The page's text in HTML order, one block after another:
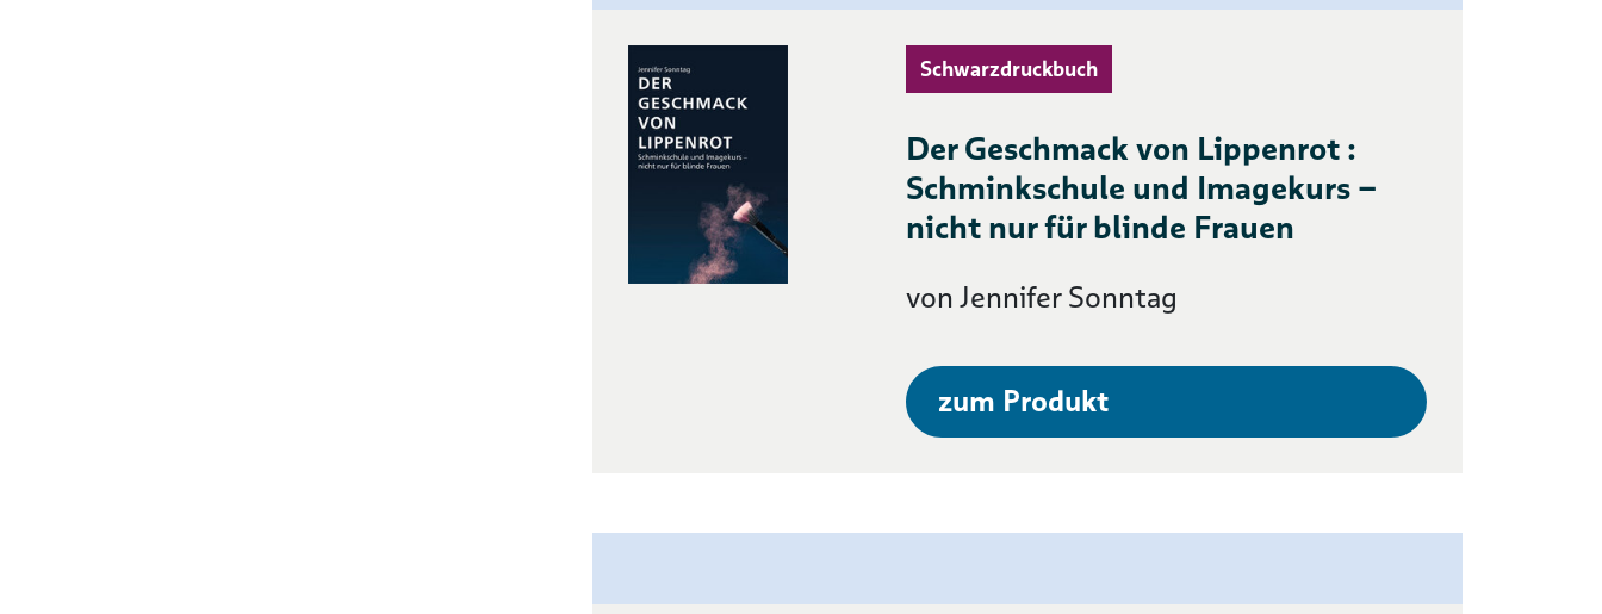
Schwarzdruckbuch
Der Geschmack von Lippenrot :
Schminkschule und Imagekurs –
nicht nur für blinde Frauen
von Jennifer Sonntag
zum Produkt